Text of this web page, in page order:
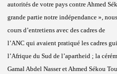
autorités de votre pays contre Ahmed
grande partie notre indépendance »,
cours d’entretiens avec des cadres de
l’ANC qui avaient pratiqué les cadres
l’Afrique du Sud de l’apartheid ; la
Gamal Abdel Nasser et Ahmed Sékou